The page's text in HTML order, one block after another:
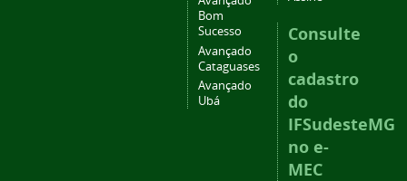
Bom
Sucesso
Avançado
Cataguases
Avançado
Ubá
Consulte
o
cadastro
do
IFSudesteMG
no e-
MEC